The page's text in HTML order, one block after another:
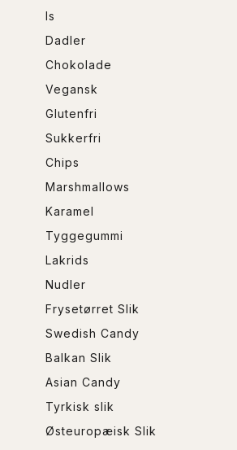
Is
Dadler
Chokolade
Vegansk
Glutenfri
Sukkerfri
Chips
Marshmallows
Karamel
Tyggegummi
Lakrids
Nudler
Frysetørret Slik
Swedish Candy
Balkan Slik
Asian Candy
Tyrkisk slik
Østeuropæisk Slik